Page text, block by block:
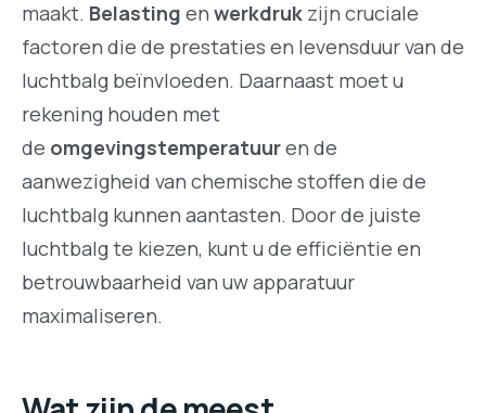
maakt. Belasting en werkdruk zijn cruciale
factoren die de prestaties en levensduur van de
luchtbalg beïnvloeden. Daarnaast moet u
rekening houden met
de omgevingstemperatuuren de
aanwezigheid van chemische stoffen die de
luchtbalg kunnen aantasten. Door de juiste
luchtbalg te kiezen, kunt u de efficiëntie en
betrouwbaarheid van uw apparatuur
maximaliseren.